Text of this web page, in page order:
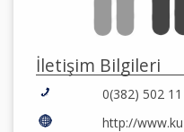
İletişim Bilgileri
0(382) 502 11
http://